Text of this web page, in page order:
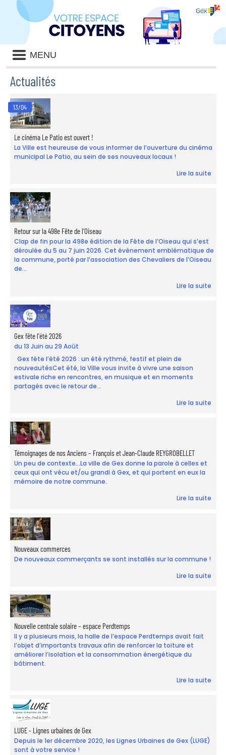
Liste
des
avertissements
MENU
Actualités
des
catégories
d'actualité
13/04
Le cinéma Le Patio est ouvert !
La Ville est heureuse de vous informer de l’ouverture du cinéma
municipal Le Patio, au sein de ses nouveaux locaux !
Lire la suite
Retour sur la 498e Fête de l’Oiseau
Clap de fin pour la 498e édition de la Fête de l’Oiseau qui s’est
déroulée du 5 au 7 juin 2026. Cet évènement emblématique de
la commune, porté par l’association des Chevaliers de l’Oiseau
de...
Lire la suite
Gex fête l'été 2026
du 13 Juin au 29 Août
Gex fête l’été 2026 : un été rythmé, festif et plein de
nouveautésCet été, la Ville vous invite à vivre une saison
estivale riche en rencontres, en musique et en moments
partagés avec le retour de...
Lire la suite
Témoignages de nos Anciens – François et Jean-Claude REYGROBELLET
Un peu de contexte...La ville de Gex donne la parole à celles et
ceux qui ont vécu et/ou grandi à Gex, et qui portent en eux la
mémoire de notre commune.
Lire la suite
Nouveaux commerces
De nouveaux commerçants se sont installés sur la commune !
Lire la suite
Nouvelle centrale solaire – espace Perdtemps
Il y a plusieurs mois, la halle de l’espace Perdtemps avait fait
l’objet d’importants travaux afin de renforcer la toiture et
améliorer l’isolation et la consommation énergétique du
bâtiment.
Lire la suite
LUGE - Lignes urbaines de Gex
Depuis le 1er décembre 2020, les Lignes Urbaines de Gex (LUGE)
sont à votre service !